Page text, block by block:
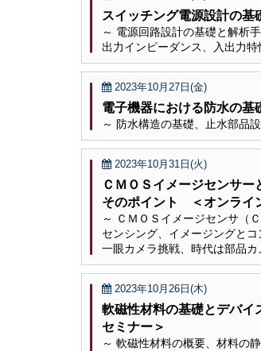
スイッチング電源設計の
～ 電源回路設計の基礎と解析
出力インピーダンス、入出力
2023年10月27日(金)
電子機器における防水の
～ 防水構造の基礎、止水部品
2023年10月31日(火)
ＣＭＯＳイメージセンサ
そのポイント ＜オンライ
～ ＣＭＯＳイメージセンサ（
センシング、イメージングと
一眼カメラ挑戦、時代は部品カ
2023年10月26日(木)
軟磁性材料の基礎とデバ
セミナー＞
～ 軟磁性材料の概要、材料の